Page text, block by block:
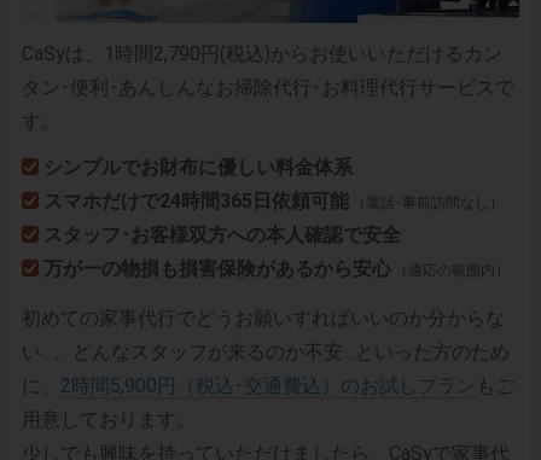
CaSyは、1時間2,790円(税込)からお使いいただけるカン
タン･便利･あんしんなお掃除代行･お料理代行サービスで
す。
シンプルでお財布に優しい料金体系
スマホだけで24時間365日依頼可能
（電話･事前訪問なし）
スタッフ･お客様双方への本人確認で安全
万が一の物損も損害保険があるから安心
（適応の範囲内）
初めての家事代行でどうお願いすればいいのか分からな
い…、どんなスタッフが来るのか不安…といった方のため
に、 2時間5,900円（税込･交通費込）のお試しプラン もご
用意しております。
少しでも興味を持っていただけましたら、CaSyで家事代